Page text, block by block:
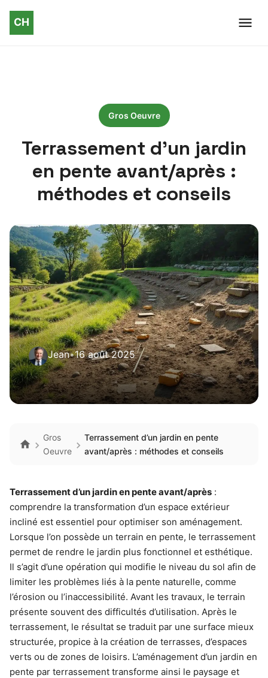
Gros Oeuvre
Terrassement d’un jardin
en pente avant/après :
méthodes et conseils
Jean•16 août 2025
Gros
Oeuvre
Terrassement d’un jardin en pente
avant/après : méthodes et conseils
Terrassement d’un jardin en pente avant/après :
comprendre la transformation d’un espace extérieur
incliné est essentiel pour optimiser son aménagement.
Lorsque l’on possède un terrain en pente, le terrassement
permet de rendre le jardin plus fonctionnel et esthétique.
Il s’agit d’une opération qui modifie le niveau du sol afin de
limiter les problèmes liés à la pente naturelle, comme
l’érosion ou l’inaccessibilité. Avant les travaux, le terrain
présente souvent des difficultés d’utilisation. Après le
terrassement, le résultat se traduit par une surface mieux
structurée, propice à la création de terrasses, d’espaces
verts ou de zones de loisirs. L’aménagement d’un jardin en
pente par terrassement transforme ainsi le paysage et